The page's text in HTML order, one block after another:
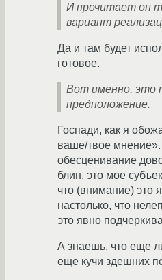
И прочитает он
вариант
Да и там будет
готовое.
Вот именно, это
предположение.
Госпади, как я
ваше/твое мнение».
обесценивание
блин, это мое
что (внимание) это
настолько, что
это явно
А знаешь, что еще
еще кучи здешних